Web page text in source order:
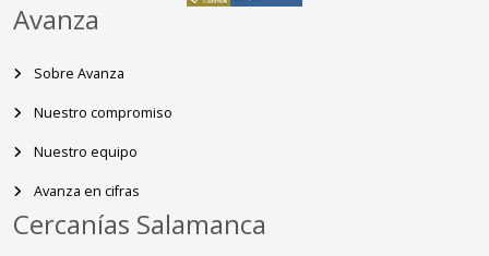
Avanza
Sobre Avanza
Nuestro compromiso
Nuestro equipo
Avanza en cifras
Cercanías Salamanca